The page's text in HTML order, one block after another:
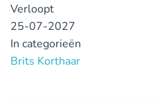
Verloopt
25-07-2027
In categorieën
Brits Korthaar